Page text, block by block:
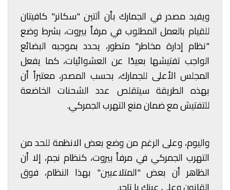
ويفيد مصدر في الجمارك بأن آلتين "سكانر" كافيتان
للقيام بالعمل المطلوب في مرفأ بيروت، بشرط وضع
"نظام إدارة مخاطر" متطور، يحدد بموجبه البضائع
الواجب تفتيشها بعيدًا عن العشوائيات، كما يفعل
المجلس الأعلى للجمارك، بحسب المصدر، معتبراً أن
بهذه الطريقة سيتقلص عدد الشحنات الخاضعة
للتفتيش مع ضمان منع التهرب الجمركي.
واليوم، وعلى الرغم من وضع بعض الانظمة للحد من
التهرب الجمركي في مرفأ بيروت، كنظام نجم، إلا أن
الظاهر أن بعض "المتلاعبين" بهذا النظام، فوق